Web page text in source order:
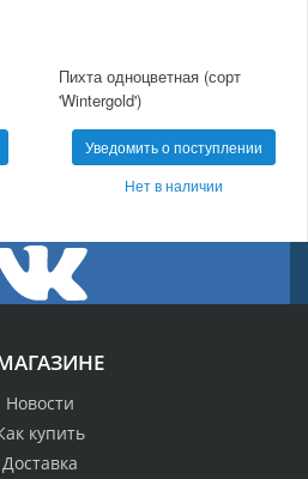
Пихта одноцветная (сорт
'Wintergold')
Уведомить о поступлении
Нет в наличии
Новости
купить
Доставка